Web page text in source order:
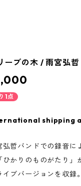
ーブの木 / 雨宮弘哲
1点
shipping
弘哲バンドでの録音に
ひかりのものがたり」
イブバージョンを収録。